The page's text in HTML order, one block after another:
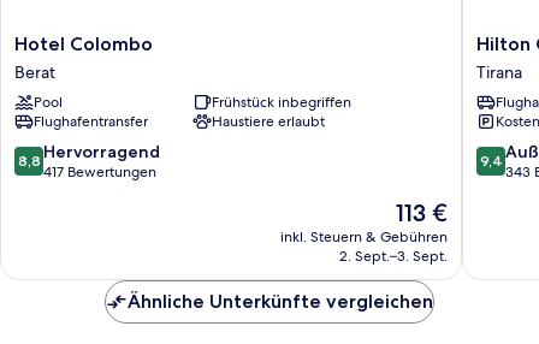
Hotel
Colombo
Berat
Hotel Colombo
Berat
Pool
Frühstück inbegriffen
Flughafentransfer
Haustiere erlaubt
8.8
von
8,8 Hervorragend
417 Bewertungen
Der
Preis
beträgt
113 €
inkl. Steuern & Gebühren
2. Sept.–3. Sept.
Hilton
Garden
Inn
Tirana
Tirana
Hilton
Tirana
9.4
von
9,4
343
Ähnliche Unterkünfte vergleichen